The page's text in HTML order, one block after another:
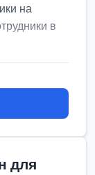
на
в
для